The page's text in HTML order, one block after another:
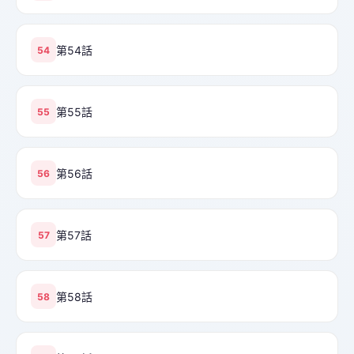
54 第54話
55 第55話
56 第56話
57 第57話
58 第58話